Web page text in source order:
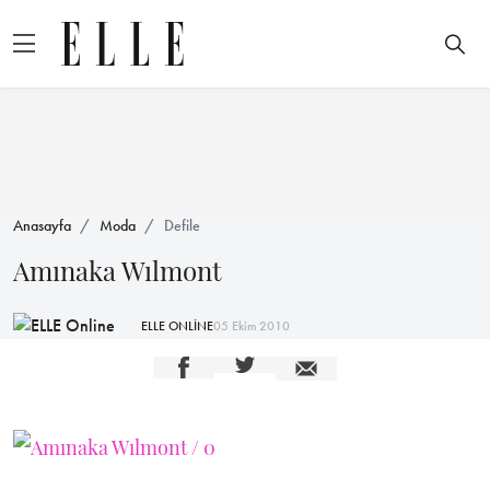
Anasayfa Moda Defile
Amınaka Wılmont
ELLE ONLİNE05 Ekim 2010